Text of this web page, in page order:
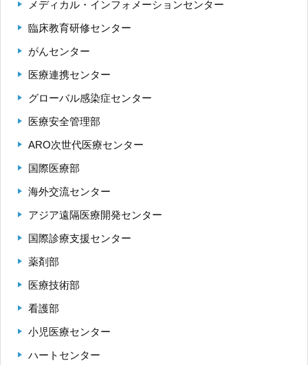
メディカル・インフォメーションセンター
臨床教育研修センター
がんセンター
医療連携センター
グローバル感染症センター
医療安全管理部
ARO次世代医療センター
国際医療部
海外交流センター
アジア遠隔医療開発センター
国際診療支援センター
薬剤部
医療技術部
看護部
小児医療センター
ハートセンター